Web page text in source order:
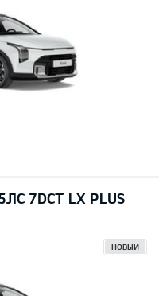
7DCT LX PLUS
НОВЫЙ